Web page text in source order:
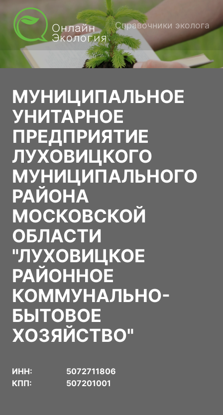
Справочники эколога
МУНИЦИПАЛЬНОЕ
УНИТАРНОЕ
ПРЕДПРИЯТИЕ
ЛУХОВИЦКОГО
МУНИЦИПАЛЬНОГО
РАЙОНА
МОСКОВСКОЙ
ОБЛАСТИ
"ЛУХОВИЦКОЕ
РАЙОННОЕ
КОММУНАЛЬНО-
БЫТОВОЕ
ХОЗЯЙСТВО"
ИНН:
5072711806
КПП:
507201001